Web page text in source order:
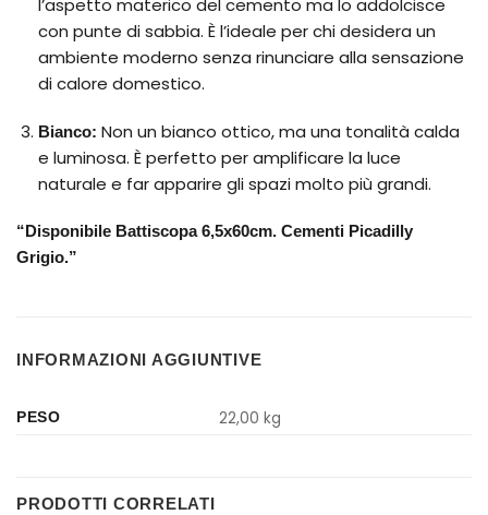
l’aspetto materico del cemento ma lo addolcisce
con punte di sabbia. È l’ideale per chi desidera un
ambiente moderno senza rinunciare alla sensazione
di calore domestico.
Bianco: Non un bianco ottico, ma una tonalità calda
e luminosa. È perfetto per amplificare la luce
naturale e far apparire gli spazi molto più grandi.
“Disponibile Battiscopa 6,5x60cm. Cementi Picadilly
Grigio.”
INFORMAZIONI AGGIUNTIVE
PESO 22,00 kg
PRODOTTI CORRELATI